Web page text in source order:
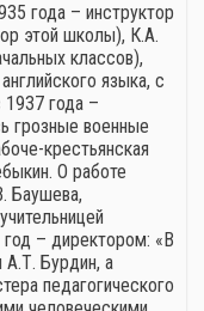
года – инструктор
этой школы), К.А.
классов),
языка, с
года –
грозные военные
крестьянская
О работе
Баушева,
– директором: «В
Бурдин, а
педагогического